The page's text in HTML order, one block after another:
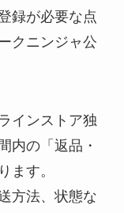
録が必要な点
クニンジャ公
インストア独
内の「返品・
ます。
方法、状態な